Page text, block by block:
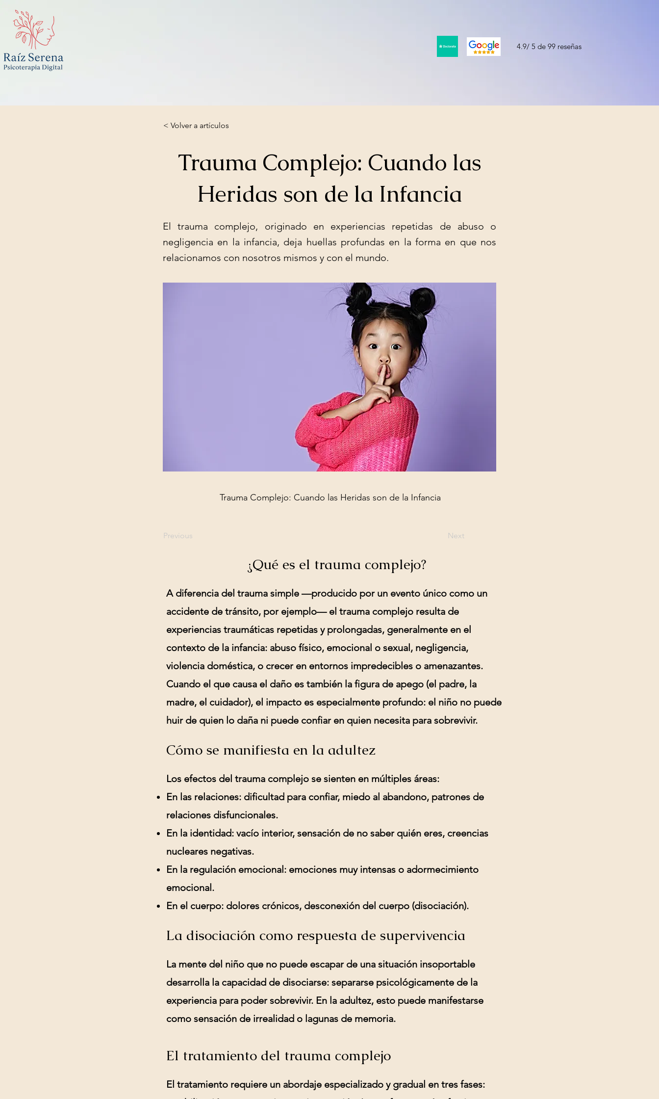
4.9/ 5 de 99 reseñas
< Volver a artículos
Trauma Complejo: Cuando las
Heridas son de la Infancia
El trauma complejo, originado en experiencias repetidas de abuso o
negligencia en la infancia, deja huellas profundas en la forma en que nos
relacionamos con nosotros mismos y con el mundo.
Trauma Complejo: Cuando las Heridas son de la Infancia
Previous Next
¿Qué es el trauma complejo?
A diferencia del trauma simple —producido por un evento único como un
accidente de tránsito, por ejemplo— el trauma complejo resulta de
experiencias traumáticas repetidas y prolongadas, generalmente en el
contexto de la infancia: abuso físico, emocional o sexual, negligencia,
violencia doméstica, o crecer en entornos impredecibles o amenazantes.
Cuando el que causa el daño es también la figura de apego (el padre, la
madre, el cuidador), el impacto es especialmente profundo: el niño no puede
huir de quien lo daña ni puede confiar en quien necesita para sobrevivir.
Cómo se manifiesta en la adultez
Los efectos del trauma complejo se sienten en múltiples áreas:
En las relaciones: dificultad para confiar, miedo al abandono, patrones de
relaciones disfuncionales.
En la identidad: vacío interior, sensación de no saber quién eres, creencias
nucleares negativas.
En la regulación emocional: emociones muy intensas o adormecimiento
emocional.
En el cuerpo: dolores crónicos, desconexión del cuerpo (disociación).
La disociación como respuesta de supervivencia
La mente del niño que no puede escapar de una situación insoportable
desarrolla la capacidad de disociarse: separarse psicológicamente de la
experiencia para poder sobrevivir. En la adultez, esto puede manifestarse
como sensación de irrealidad o lagunas de memoria.
El tratamiento del trauma complejo
El tratamiento requiere un abordaje especializado y gradual en tres fases: